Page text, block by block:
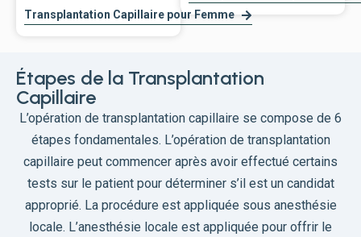
Transplantation Capillaire pour Femme
Étapes de la Transplantation
Capillaire
L’opération de transplantation capillaire se compose de 6
étapes fondamentales. L’opération de transplantation
capillaire peut commencer après avoir effectué certains
tests sur le patient pour déterminer s’il est un candidat
approprié. La procédure est appliquée sous anesthésie
locale. L’anesthésie locale est appliquée pour offrir le